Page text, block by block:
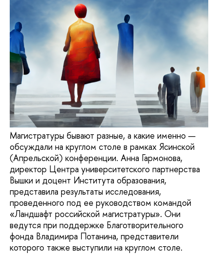
Магистратуры бывают разные, а какие именно —
обсуждали на круглом столе в рамках Ясинской
(Апрельской) конференции. Анна Гармонова,
директор Центра университетского партнерства
Вышки и доцент Института образования,
представила результаты исследования,
проведенного под ее руководством командой
«Ландшафт российской магистратуры». Они
ведутся при поддержке Благотворительного
фонда Владимира Потанина, представители
которого также выступили на круглом столе.